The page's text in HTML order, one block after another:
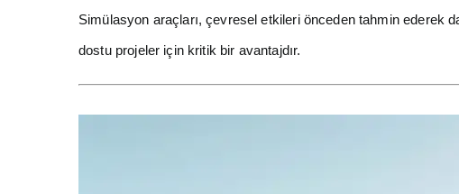
Simülasyon araçları, çevresel etkileri önceden tahmin ederek
dostu projeler için kritik bir avantajdır.